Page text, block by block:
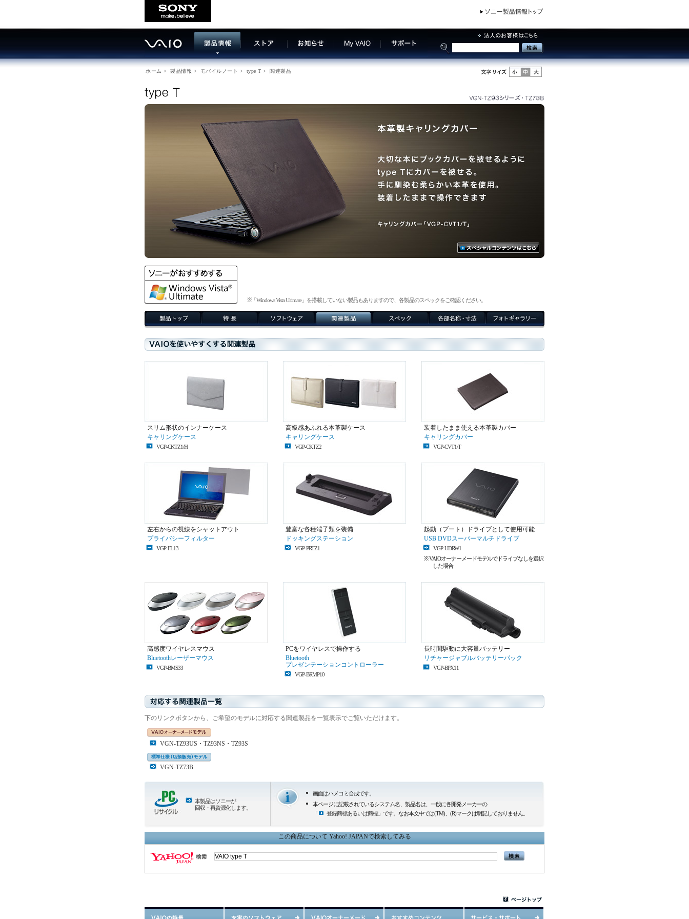
ホーム > 製品情報 > モバイルノート > type T > 関連製品
※「Windows Vista Ultimate」を搭載していない製品もありますので、各製品のスペックをご確認ください。
スリム形状のインナーケース
キャリングケース
VGP-CKTZ1/H
高級感あふれる本革製ケース
キャリングケース
VGP-CKTZ2
装着したまま使える本革製カバー
キャリングカバー
VGP-CVT1/T
左右からの視線をシャットアウト
プライバシーフィルター
VGP-FL13
豊富な各種端子類を装備
ドッキングステーション
VGP-PRTZ1
起動（ブート）ドライブとして使用可能
USB DVDスーパーマルチドライブ
VGP-UDRW1
※ VAIOオーナーメードモデルでドライブなしを選択
した場合
高感度ワイヤレスマウス
Bluetoothレーザーマウス
VGP-BMS33
PCをワイヤレスで操作する
Bluetooth
プレゼンテーションコントローラー
VGP-BRMP10
長時間駆動に大容量バッテリー
リチャージャブルバッテリーパック
VGP-BPX11
下のリンクボタンから、ご希望のモデルに対応する関連製品を一覧表示でご覧いただけます。
VGN-TZ93US・TZ93NS・TZ93S
VGN-TZ73B
本製品はソニーが
回収・再資源化します。
画面はハメコミ合成です。
本ページに記載されているシステム名、製品名は、一般に各開発メーカーの
「
登録商標あるいは商標」です。なお本文中では(TM)、(R)マークは明記しておりません。
この商品について Yahoo! JAPANで検索してみる